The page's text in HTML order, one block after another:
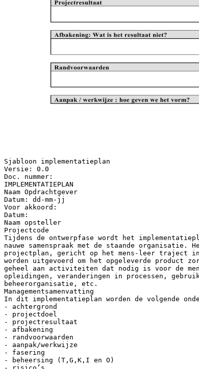
Sjabloon implementatieplan
Versie: 0.0
Doc. nummer:
IMPLEMENTATIEPLAN
Naam Opdrachtgever
Datum: dd-mm-jj
Voor akkoord:
Datum:
Naam opsteller
Projectcode
Tijdens de ontwerpfase wordt het
nauwe samenspraak met de staande
projectplan, gericht op het mens-leer traject
worden uitgevoerd om het opgeleverde
geheel aan activiteiten dat nodig is voor de
opleidingen, veranderingen in processen,
beheerorganisatie, etc.
Managementsamenvatting
In dit implementatieplan worden de volgende
- achtergrond
- projectdoel
- projectresultaat
- afbakening
- randvoorwaarden
- aanpak/werkwijze
- fasering
- beheersing (T,G,K,I en O)